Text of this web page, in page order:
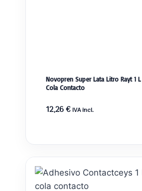
Novopren Super Lata Litro Rayt 1 L
Cola Contacto
12,26€ IVA incl.